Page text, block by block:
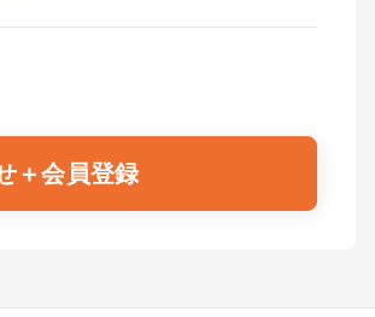
＋会員登録